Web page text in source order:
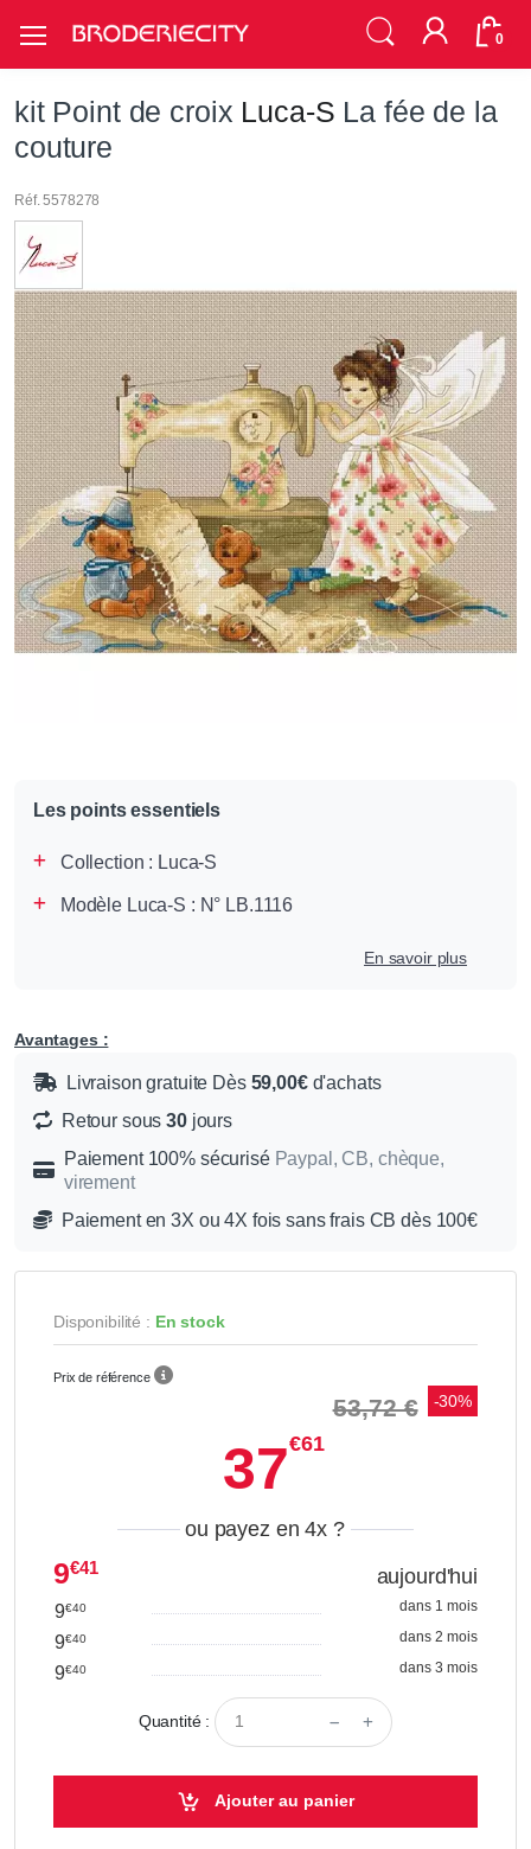
0
kit Point de croix Luca-S La fée de la
couture
Réf. 5578278
Les points essentiels
Collection : Luca-S
Modèle Luca-S : N° LB.1116
En savoir plus
Avantages :
Livraison gratuite Dès 59,00€d'achats
Retour sous30jours
Paiement 100% sécurisé Paypal, CB, chèque,
virement
Paiement en 3X ou 4X fois sans frais CB dès 100€
Disponibilité : En stock
Prix de référence
53,72 € -30%
37€61
ou payez en 4x ?
9€41 aujourd'hui
9€40 dans 1 mois
9€40 dans 2 mois
9€40 dans 3 mois
Quantité :
Ajouter au panier